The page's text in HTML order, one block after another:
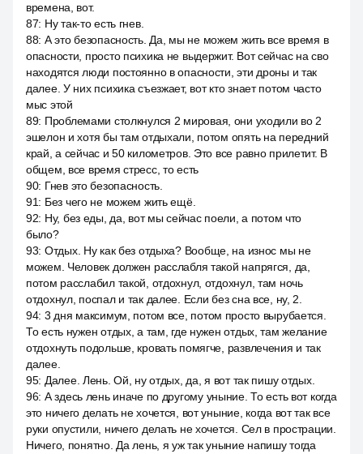
времена, вот.
87: Ну так-то есть гнев.
88: А это безопасность. Да, мы не можем жить все время в
опасности, просто психика не выдержит. Вот сейчас на сво
находятся люди постоянно в опасности, эти дроны и так
далее. У них психика съезжает, вот кто знает потом часто
мыс этой
89: Проблемами столкнулся 2 мировая, они уходили во 2
эшелон и хотя бы там отдыхали, потом опять на передний
край, а сейчас и 50 километров. Это все равно прилетит. В
общем, все время стресс, то есть
90: Гнев это безопасность.
91: Без чего не можем жить ещё.
92: Ну, без еды, да, вот мы сейчас поели, а потом что
было?
93: Отдых. Ну как без отдыха? Вообще, на износ мы не
можем. Человек должен расслабля такой напрягся, да,
потом расслабил такой, отдохнул, отдохнул, там ночь
отдохнул, поспал и так далее. Если без сна все, ну, 2.
94: 3 дня максимум, потом все, потом просто вырубается.
То есть нужен отдых, а там, где нужен отдых, там желание
отдохнуть подольше, кровать помягче, развлечения и так
далее.
95: Далее. Лень. Ой, ну отдых, да, я вот так пишу отдых.
96: А здесь лень иначе по другому уныние. То есть вот когда
это ничего делать не хочется, вот уныние, когда вот так все
руки опустили, ничего делать не хочется. Сел в прострации.
Ничего, понятно. Да лень, я уж так уныние напишу тогда